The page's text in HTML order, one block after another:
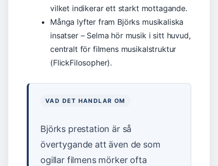
vilket indikerar ett starkt mottagande.
Många lyfter fram Björks musikaliska
insatser – Selma hör musik i sitt huvud,
centralt för filmens musikalstruktur
(FlickFilosopher).
VAD DET HANDLAR OM
Björks prestation är så
övertygande att även de som
ogillar filmens mörker ofta